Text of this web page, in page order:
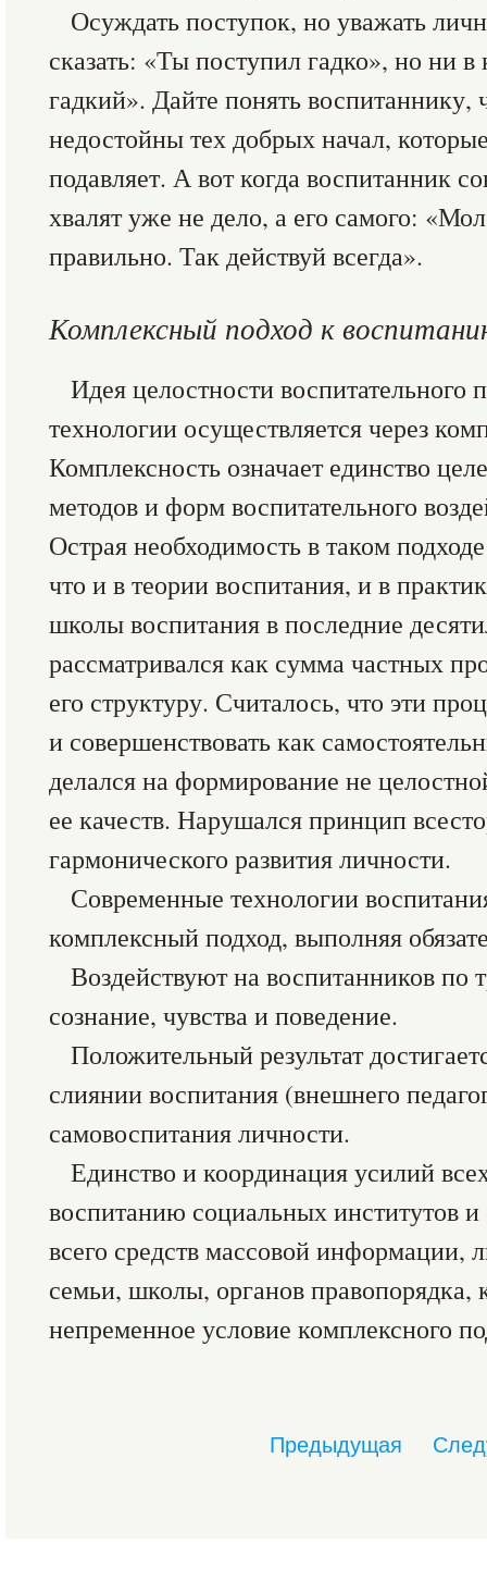
Осуждать поступок, но уважать
сказать: «Ты поступил гадко», но ни
гадкий». Дайте понять воспитаннику,
недостойны тех добрых начал,
подавляет. А вот когда воспитанник
хвалят уже не дело, а его самого:
правильно. Так действуй всегда».
Комплексный подход к
Идея целостности воспитательного
технологии осуществляется через
Комплексность означает единство
методов и форм воспитательного
Острая необходимость в таком
что и в теории воспитания, и в
школы воспитания в последние
рассматривался как сумма частных
его структуру. Считалось, что эти
и совершенствовать как
делался на формирование не
ее качеств. Нарушался принцип
гармонического развития личности.
Современные технологии
комплексный подход, выполняя
Воздействуют на воспитанников
сознание, чувства и поведение.
Положительный результат
слиянии воспитания (внешнего
самовоспитания личности.
Единство и координация усилий
воспитанию социальных институтов
всего средств массовой информации,
семьи, школы, органов
непременное условие комплексного
Предыдущая